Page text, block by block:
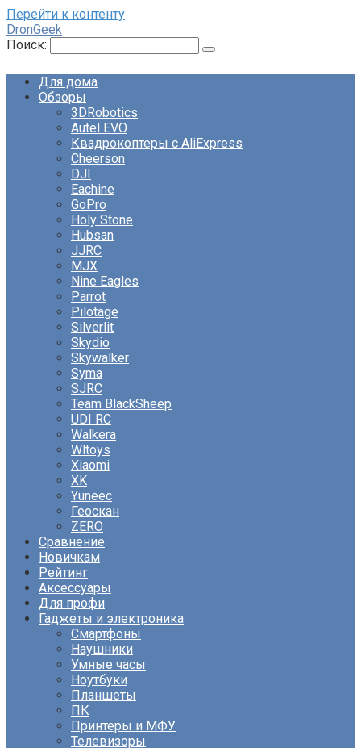
Перейти к контенту
DronGeek
Поиск:
Для дома
Обзоры
3DRobotics
Autel EVO
Квадрокоптеры с AliExpress
Cheerson
DJI
Eachine
GoPro
Holy Stone
Hubsan
JJRC
MJX
Nine Eagles
Parrot
Pilotage
Silverlit
Skydio
Skywalker
Syma
SJRC
Team BlackSheep
UDI RC
Walkera
Wltoys
Xiaomi
XK
Yuneec
Геоскан
ZERO
Сравнение
Новичкам
Рейтинг
Аксессуары
Для профи
Гаджеты и электроника
Смартфоны
Наушники
Умные часы
Ноутбуки
Планшеты
ПК
Принтеры и МФУ
Телевизоры